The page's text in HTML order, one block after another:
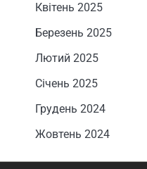
Квітень 2025
Березень 2025
Лютий 2025
Січень 2025
Грудень 2024
Жовтень 2024